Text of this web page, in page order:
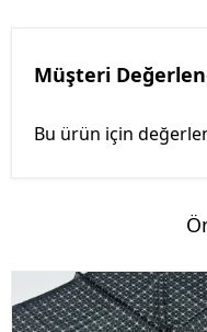
Müşteri
Bu ürün için